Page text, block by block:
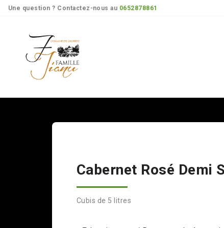
Cabernet Rosé Demi
Cubis de 5 litres
Une question ? Contactez-nous au 0652878861
Panneau de gestion des cookies